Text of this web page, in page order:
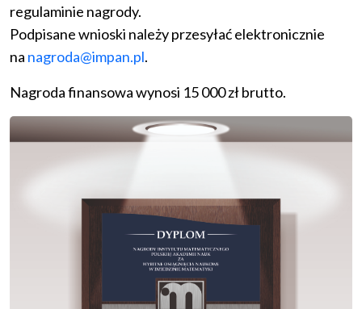
regulaminie nagrody.
Podpisane wnioski należy przesyłać elektronicznie
na nagroda@impan.pl.
Nagroda finansowa wynosi 15 000 zł brutto.